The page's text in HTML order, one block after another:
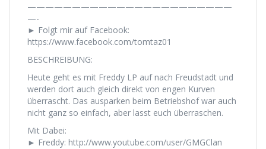
———————————————————————
—-
► Folgt mir auf Facebook:
https://www.facebook.com/tomtaz01
BESCHREIBUNG:
Heute geht es mit Freddy LP auf nach Freudstadt und
werden dort auch gleich direkt von engen Kurven
überrascht. Das ausparken beim Betriebshof war auch
nicht ganz so einfach, aber lasst euch überraschen.
Mit Dabei:
► Freddy: http://www.youtube.com/user/GMGClan